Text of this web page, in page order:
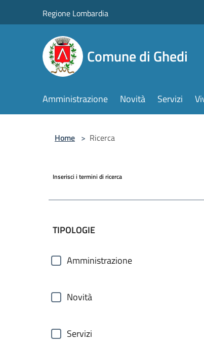
Regione Lombardia
Comune di Ghedi
Amministrazione Novità Servizi
Home > Ricerca
Inserisci i termini di ricerca
filtri da applicare
TIPOLOGIE
Amministrazione
Novità
Servizi